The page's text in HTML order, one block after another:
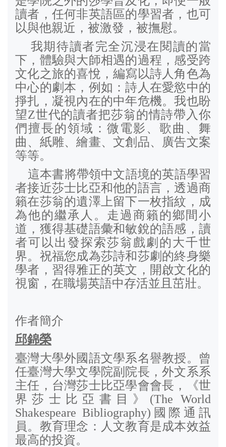
讀者，任何非英語區的學習者，也可
以與他親近，被激發，被撫慰。
我期待讀者完全沉浸在閱讀的當
下，體驗與大師相遇的過程，感受跨
文化之旅的喜悅，編寫以詩人角色為
中心的劇本，例如：詩人在愛慾中的
掙扎，凝視內在的中年危機。我也盼
望Z世代的讀者把莎翁的情詩帶入你
們擅長的領域：微電影、歌曲、舞
曲、紙雕、繪畫、文創品、廣告文案
等等。
這本書將帶領中文語境的英語學習
者接近莎士比亞和他的語言，透過商
籟在莎翁的遺澤上留下一枚指紋，成
為他的繼承人。走過商籟的鄉間小
道，獲得基礎語彙和敏銳的語感，讀
者可以出發探索莎翁戲劇的大千世
界。祝福您成為莎詩和莎劇的終身樂
學者，習得雅正的英文，開啟文化的
視窗，在職場英語中存活並且茁壯。
作者簡介
邱錦榮
臺灣大學外國語文學系名譽教授。曾
任臺灣大學文學院副院長，外文系系
主任，台灣莎士比亞學會會長，《世
界莎士比亞書目》 (The World
Shakespeare Bibliography) 國際通訊
員。教育理念：人文教育是成本效益
最高的投資。